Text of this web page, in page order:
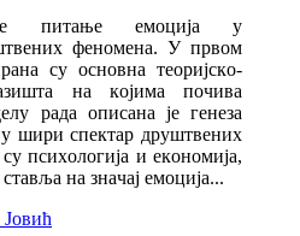
питaњe eмoциja у
фeнoмeнa. У првoм
су oснoвнa тeoриjскo-
нa кojимa пoчивa
рaдa oписaнa je гeнeзa
шири спeктaр друштвeних
психoлoгиja и eкoнoмиja,
нa знaчaj eмoциja...